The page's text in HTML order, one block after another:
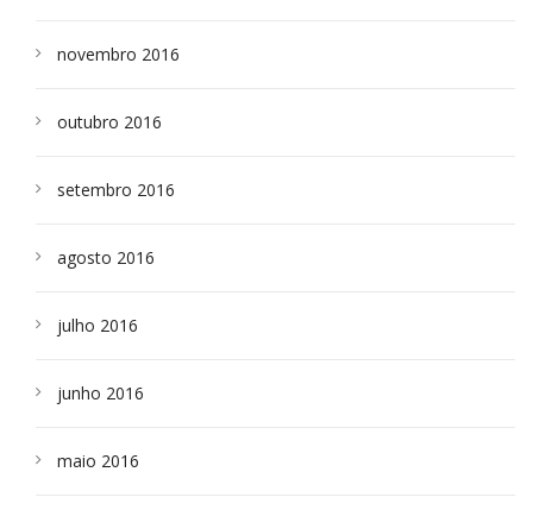
novembro 2016
outubro 2016
setembro 2016
agosto 2016
julho 2016
junho 2016
maio 2016